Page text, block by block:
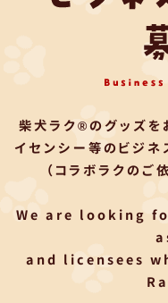
柴犬ラク®のグッズを
イセンシー等のビジネ
（コラボラクのご
We are looking
and licensees